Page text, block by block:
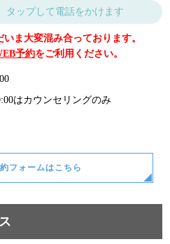
タップして電話をかけます
ま大変混み合っております。
予約をご利用ください。
はカウンセリングのみ
フォームはこちら